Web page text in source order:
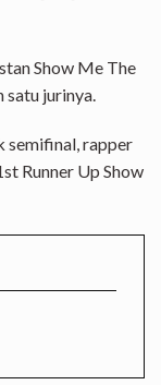
Show Me The
jurinya.
semifinal, rapper
Runner Up Show